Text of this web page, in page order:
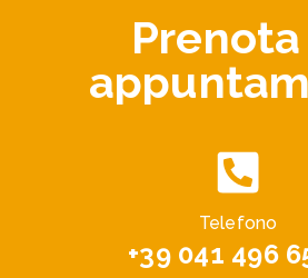
+39 041 496
Telefono